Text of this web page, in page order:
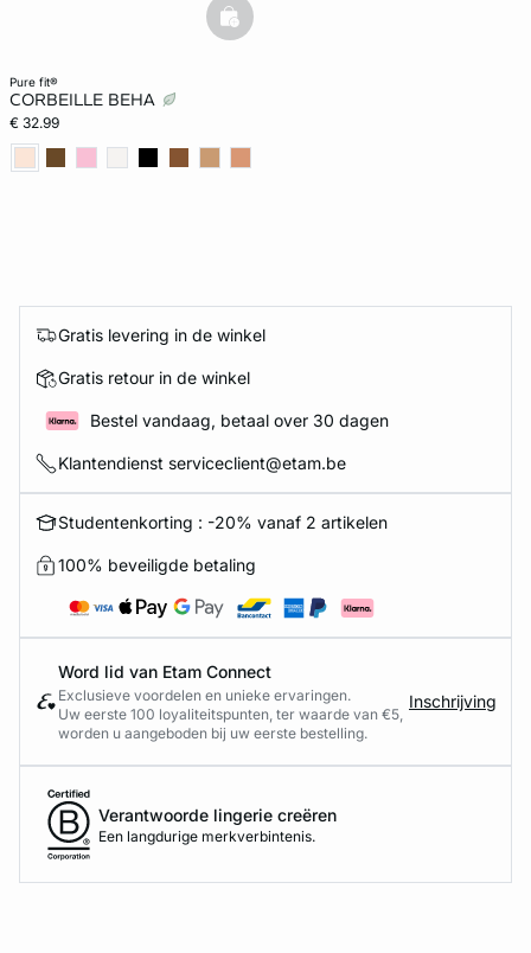
pure fit®
CORBEILLE BEHA
€ 32.99
basketfull
Gratis levering in de winkel
Gratis retour in de winkel
Bestel vandaag, betaal over 30 dagen
Klantendienst serviceclient@etam.be
Studentenkorting : -20% vanaf 2 artikelen
100% beveiligde betaling
Word lid van Etam Connect
Exclusieve voordelen en unieke ervaringen.
Uw eerste 100 loyaliteitspunten, ter waarde van €5,
worden u aangeboden bij uw eerste bestelling.
Inschrijving
Verantwoorde lingerie creëren
Een langdurige merkverbintenis.